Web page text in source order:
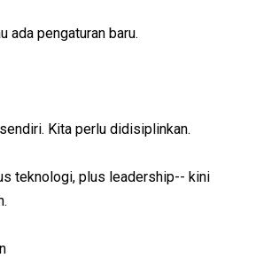
ada pengaturan baru.
Kita perlu didisiplinkan.
teknologi, plus leadership-- kini